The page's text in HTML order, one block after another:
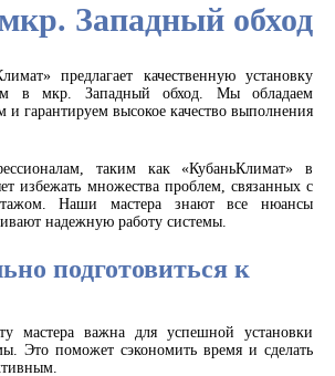
Западный обход
предлагает качественную установку
в мкр. Западный обход. Мы обладаем
гарантируем высокое качество выполнения
таким как «КубаньКлимат» в
избежать множества проблем, связанных с
Наши мастера знают все нюансы
надежную работу системы.
подготовиться к
мастера важна для успешной установки
Это поможет сэкономить время и сделать